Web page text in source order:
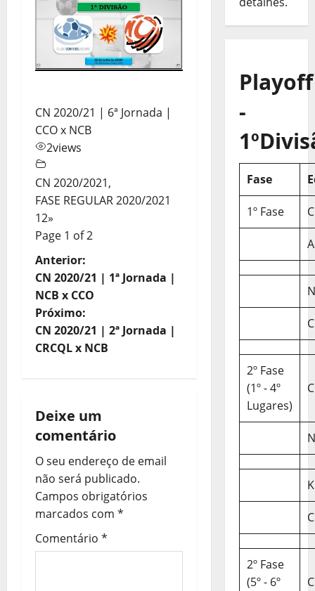
CN 2020/21 | 6ª Jornada |
CCO x NCB
2views
CN 2020/2021,
FASE REGULAR 2020/2021
12»
Page 1 of 2
N
a
v
e
a
ç
ã
o
d
e
Anterior:
CN 2020/21 | 1ª Jornada |
NCB x CCO
Próximo:
CN 2020/21 | 2ª Jornada |
CRCQL x NCB
Deixe um
comentário
O seu endereço de email
não será publicado.
Campos obrigatórios
marcados com *
Comentário *
Playoff
-
Fase
1º Fase
2º Fase
(1º - 4º
Lugares)
2º Fase
(5º - 6º